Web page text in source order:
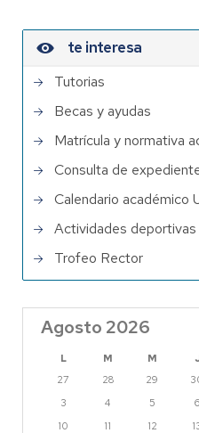
te interesa
Tutorias
Becas y ayudas
Matrícula y normativa
Consulta de
Calendario académico
Actividades
Trofeo Rector
Agosto 2026
L M M
27
28 29
3
4 5 6
10
11 12